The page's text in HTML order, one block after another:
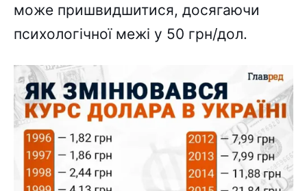
може пришвидшитися, досягаючи
психологічної межі у 50 грн/дол.